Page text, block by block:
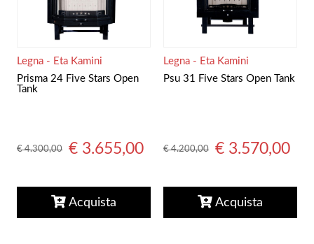
Prisma 24 Five Stars Open
Tank
Legna - Eta Kamini
€ 4.300,00 € 3.655,00
Acquista
Psu 31 Five Stars Open Tank
Legna - Eta Kamini
€ 4.200,00 € 3.570,00
Acquista